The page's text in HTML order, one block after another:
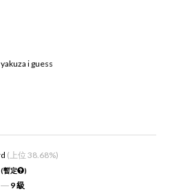
i guess
(上位 38.68%)
(暫定 )
― 9 級